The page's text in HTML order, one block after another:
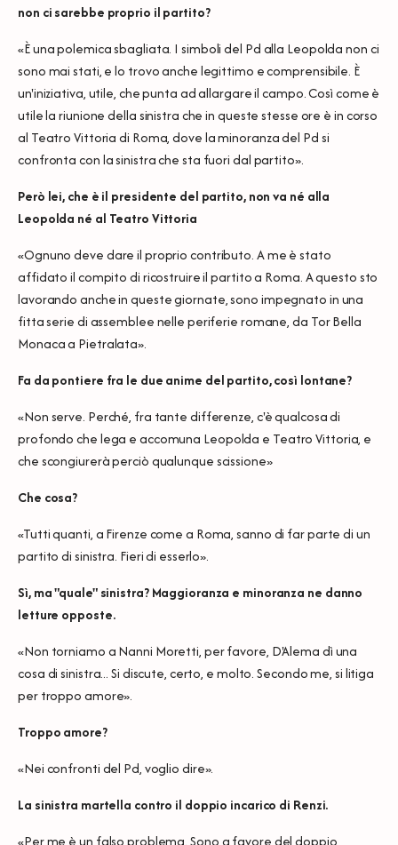
non ci sarebbe proprio il partito?
«È una polemica sbagliata. I simboli del Pd alla Leopolda non ci
sono mai stati, e lo trovo anche legittimo e comprensibile. È
un'iniziativa, utile, che punta ad allargare il campo. Così come è
utile la riunione della sinistra che in queste stesse ore è in corso
al Teatro Vittoria di Roma, dove la minoranza del Pd si
confronta con la sinistra che sta fuori dal partito».
Però lei, che è il presidente del partito, non va né alla
Leopolda né al Teatro Vittoria
«Ognuno deve dare il proprio contributo. A me è stato
affidato il compito di ricostruire il partito a Roma. A questo sto
lavorando anche in queste giornate, sono impegnato in una
fitta serie di assemblee nelle periferie romane, da Tor Bella
Monaca a Pietralata».
Fa da pontiere fra le due anime del partito, così lontane?
«Non serve. Perché, fra tante differenze, c'è qualcosa di
profondo che lega e accomuna Leopolda e Teatro Vittoria, e
che scongiurerà perciò qualunque scissione»
Che cosa?
«Tutti quanti, a Firenze come a Roma, sanno di far parte di un
partito di sinistra. Fieri di esserlo».
Sì, ma "quale" sinistra? Maggioranza e minoranza ne danno
letture opposte.
«Non torniamo a Nanni Moretti, per favore, D'Alema dì una
cosa di sinistra... Si discute, certo, e molto. Secondo me, si litiga
per troppo amore».
Troppo amore?
«Nei confronti del Pd, voglio dire».
La sinistra martella contro il doppio incarico di Renzi.
«Per me è un falso problema. Sono a favore del doppio